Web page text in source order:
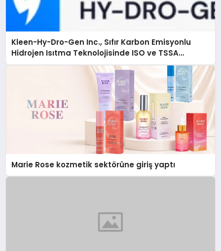
Kleen-Hy-Dro-Gen Inc., Sıfır Karbon Emisyonlu
Hidrojen Isıtma Teknolojisinde ISO ve TSSA
Düzenleyici Onaylarını Aldı
Marie Rose kozmetik sektörüne giriş yaptı